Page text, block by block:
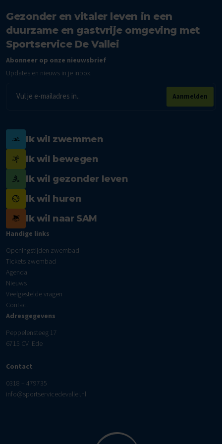
Gezonder en vitaler leven in een
duurzame en gastvrije omgeving met
Sportservice De Vallei
Abonneer op onze nieuwsbrief
Updates en nieuws in je inbox.
mailadres
Aanmelden
Ik wil zwemmen
Ik wil bewegen
Ik wil gezonder leven
Ik wil huren
Ik wil naar SAM
Handige links
Openingstijden zwembad
Tickets zwembad
Agenda
Nieuws
Veelgestelde vragen
Contact
Adresgegevens
Peppelensteeg 17
6715 CV Ede
Contact
0318 – 479735
info@sportservicedevallei.nl